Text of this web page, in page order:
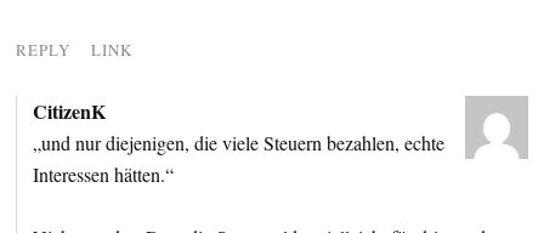
REPLY LINK
CitizenK
„und nur diejenigen, die viele Steuern bezahlen, echte
Interessen hätten.“